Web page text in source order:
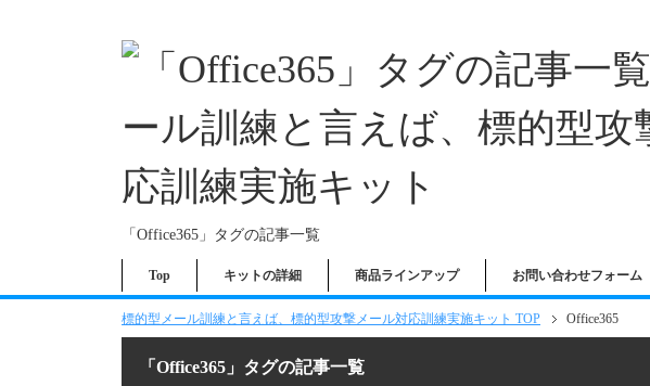
「Office365」タグの記事一覧
Top キットの詳細 商品ラインアップ お問い合わせフォーム
標的型メール訓練と言えば、標的型攻撃メール対応訓練実施キット TOP Office365
「Office365」タグの記事一覧